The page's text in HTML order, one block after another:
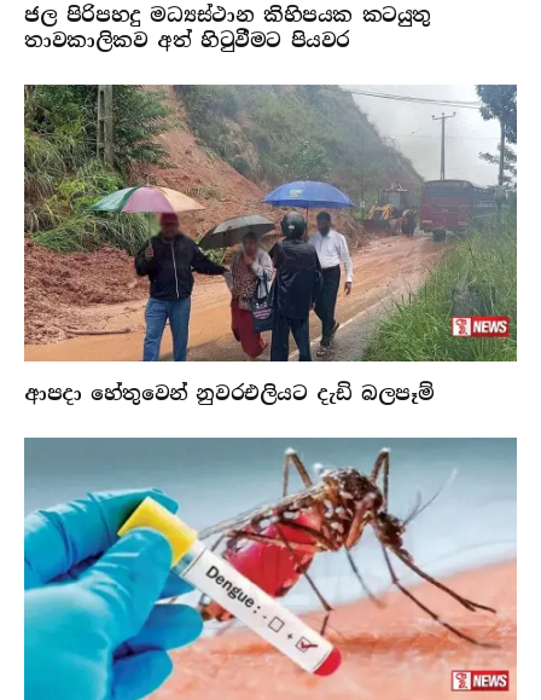
ජල පිරිපහදු මධ්‍යස්ථාන කිහිපයක කටයුතු
තාවකාලිකව අත් හිටුවීමට පියවර
ආපදා හේතුවෙන් නුවරඑලියට දැඩි බලපෑම්